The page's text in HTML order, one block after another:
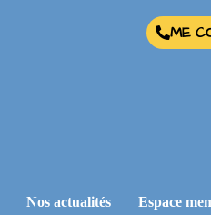
ME
Nos actualités Espace